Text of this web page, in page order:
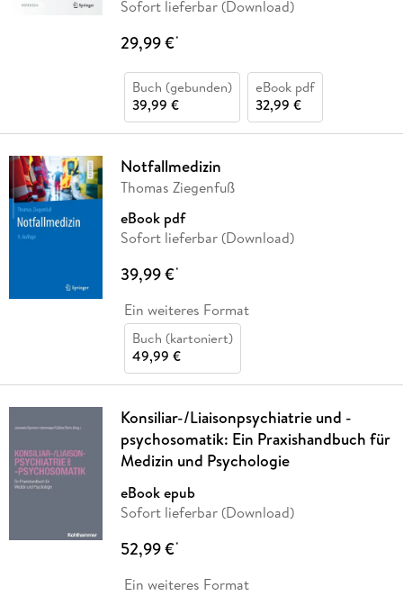
Sofort lieferbar (Download)
29,99 €*
Buch (gebunden)
39,99 €
eBook pdf
32,99 €
Notfallmedizin
Thomas Ziegenfuß
eBook pdf
Sofort lieferbar (Download)
39,99 €*
Ein weiteres Format
Buch (kartoniert)
49,99 €
Konsiliar-/Liaisonpsychiatrie und -
psychosomatik: Ein Praxishandbuch für
Medizin und Psychologie
eBook epub
Sofort lieferbar (Download)
52,99 €*
Ein weiteres Format